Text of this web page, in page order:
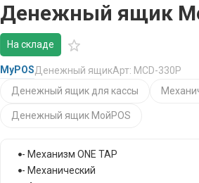
Денежный ящик
На складе
MyPOSДенежный ящикАрт: MCD-330Р
Денежный ящик для кассы
Денежный ящик МойPOS
- Механизм ONE TAP
- Механический